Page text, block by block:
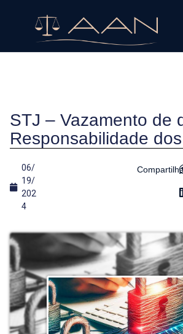
STJ – Vazamento de
Responsabilidade
06/
19/
202
4